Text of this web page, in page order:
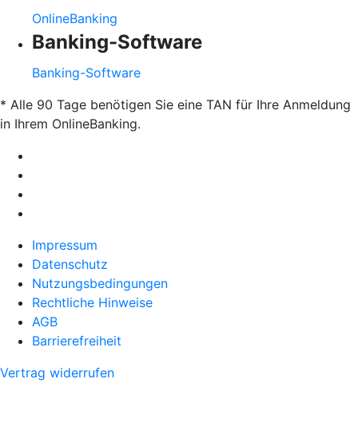
OnlineBanking
Banking-Software
Banking-Software
* Alle 90 Tage benötigen Sie eine TAN für Ihre Anmeldung
in Ihrem OnlineBanking.
Impressum
Datenschutz
Nutzungsbedingungen
Rechtliche Hinweise
AGB
Barrierefreiheit
Vertrag widerrufen